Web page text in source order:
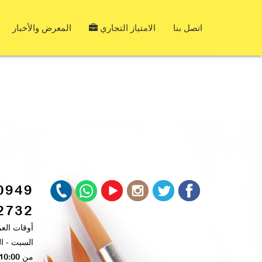
المعرض والأخبار الامتياز التجاري اتصل بنا
أوقات
السبت -
من 10:00 ص – 6:00 م ​